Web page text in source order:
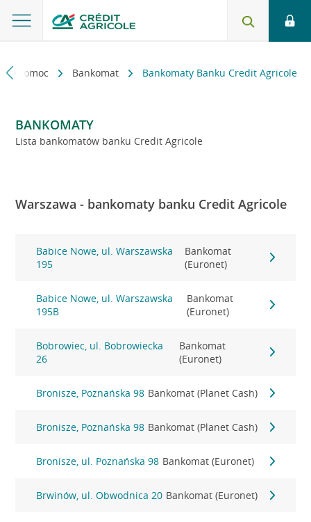
i pomoc Bankomat Bankomaty Banku Credit Agricole
BANKOMATY
Lista bankomatów banku Credit Agricole
Warszawa - bankomaty banku Credit Agricole
Babice Nowe, ul. Warszawska
195
Bankomat
(Euronet)
Babice Nowe, ul. Warszawska
195B
Bankomat
(Euronet)
Bobrowiec, ul. Bobrowiecka
26
Bankomat
(Euronet)
Bronisze, Poznańska 98 Bankomat (Planet Cash)
Bronisze, Poznańska 98 Bankomat (Planet Cash)
Bronisze, ul. Poznańska 98 Bankomat (Euronet)
Brwinów, ul. Obwodnica 20 Bankomat (Euronet)